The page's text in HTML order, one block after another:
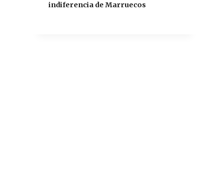
indiferencia de Marruecos